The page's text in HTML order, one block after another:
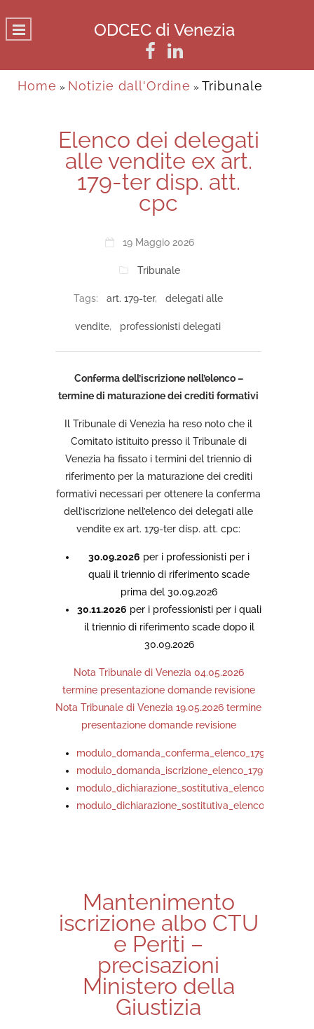
ODCEC di Venezia
Home » Notizie dall'Ordine » Tribunale
Elenco dei delegati
alle vendite ex art.
179-ter disp. att.
cpc
19 Maggio 2026
Tribunale
Tags: art. 179-ter, delegati alle
vendite, professionisti delegati
Conferma dell’iscrizione nell’elenco –
termine di maturazione dei crediti formativi
Il Tribunale di Venezia ha reso noto che il
Comitato istituito presso il Tribunale di
Venezia ha fissato i termini del triennio di
riferimento per la maturazione dei crediti
formativi necessari per ottenere la conferma
dell’iscrizione nell’elenco dei delegati alle
vendite ex art. 179-ter disp. att. cpc:
30.09.2026 per i professionisti per i
quali il triennio di riferimento scade
prima del 30.09.2026
30.11.2026 per i professionisti per i quali
il triennio di riferimento scade dopo il
30.09.2026
Nota Tribunale di Venezia 04.05.2026
termine presentazione domande revisione
Nota Tribunale di Venezia 19.05.2026 termine
presentazione domande revisione
Mantenimento
iscrizione albo CTU
e Periti –
precisazioni
Ministero della
Giustizia